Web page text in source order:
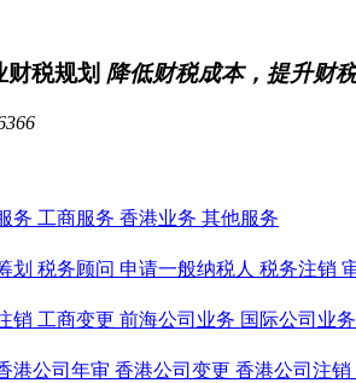
税规划 降低财税成本，提升财
务 工商服务 香港业务 其他服务
划 税务顾问 申请一般纳税人 税务注销
销 工商变更 前海公司业务 国际公司业
港公司年审 香港公司变更 香港公司注销